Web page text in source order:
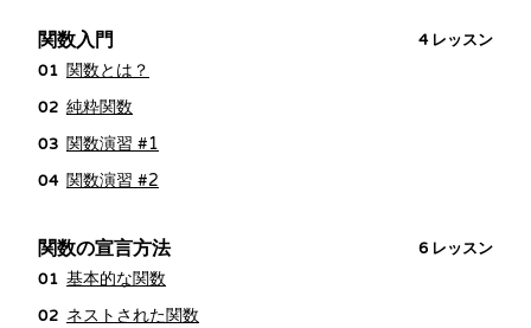
関数入門 4 レッスン
01 関数とは？
02 純粋関数
03 関数演習 #1
04 関数演習 #2
関数の宣言方法 6 レッスン
01 基本的な関数
02 ネストされた関数